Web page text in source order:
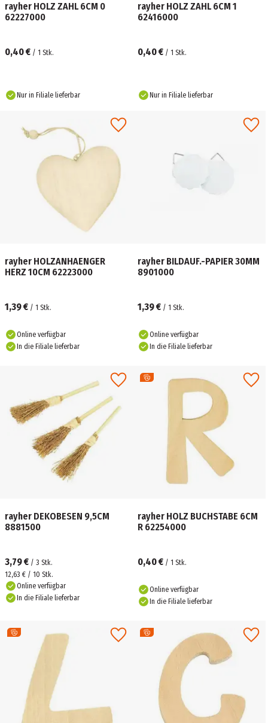
rayher HOLZ ZAHL 6CM 0
62227000
0,40 € / 1 Stk.
Nur in Filiale lieferbar
rayher HOLZ ZAHL 6CM 1
62416000
0,40 € / 1 Stk.
Nur in Filiale lieferbar
rayher HOLZANHAENGER
HERZ 10CM 62223000
1,39 € / 1 Stk.
Online verfügbar
In die Filiale lieferbar
rayher BILDAUF.-PAPIER 30MM
8901000
1,39 € / 1 Stk.
Online verfügbar
In die Filiale lieferbar
rayher DEKOBESEN 9,5CM
8881500
3,79 € / 3 Stk.
12,63 € / 10 Stk.
Online verfügbar
In die Filiale lieferbar
rayher HOLZ BUCHSTABE 6CM
R 62254000
0,40 € / 1 Stk.
Online verfügbar
In die Filiale lieferbar